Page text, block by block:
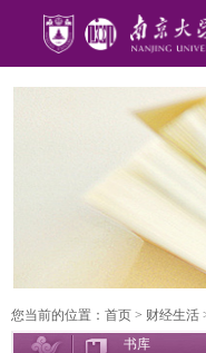
您当前的位置： 首页 > 财经生活
书库